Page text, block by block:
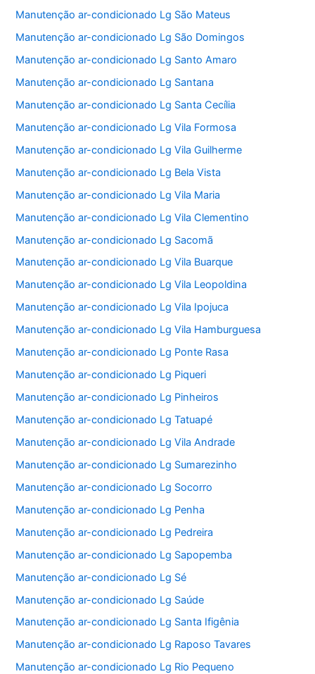
Manutenção ar-condicionado Lg São Mateus
Manutenção ar-condicionado Lg São Domingos
Manutenção ar-condicionado Lg Santo Amaro
Manutenção ar-condicionado Lg Santana
Manutenção ar-condicionado Lg Santa Cecília
Manutenção ar-condicionado Lg Vila Formosa
Manutenção ar-condicionado Lg Vila Guilherme
Manutenção ar-condicionado Lg Bela Vista
Manutenção ar-condicionado Lg Vila Maria
Manutenção ar-condicionado Lg Vila Clementino
Manutenção ar-condicionado Lg Sacomã
Manutenção ar-condicionado Lg Vila Buarque
Manutenção ar-condicionado Lg Vila Leopoldina
Manutenção ar-condicionado Lg Vila Ipojuca
Manutenção ar-condicionado Lg Vila Hamburguesa
Manutenção ar-condicionado Lg Ponte Rasa
Manutenção ar-condicionado Lg Piqueri
Manutenção ar-condicionado Lg Pinheiros
Manutenção ar-condicionado Lg Tatuapé
Manutenção ar-condicionado Lg Vila Andrade
Manutenção ar-condicionado Lg Sumarezinho
Manutenção ar-condicionado Lg Socorro
Manutenção ar-condicionado Lg Penha
Manutenção ar-condicionado Lg Pedreira
Manutenção ar-condicionado Lg Sapopemba
Manutenção ar-condicionado Lg Sé
Manutenção ar-condicionado Lg Saúde
Manutenção ar-condicionado Lg Santa Ifigênia
Manutenção ar-condicionado Lg Raposo Tavares
Manutenção ar-condicionado Lg Rio Pequeno